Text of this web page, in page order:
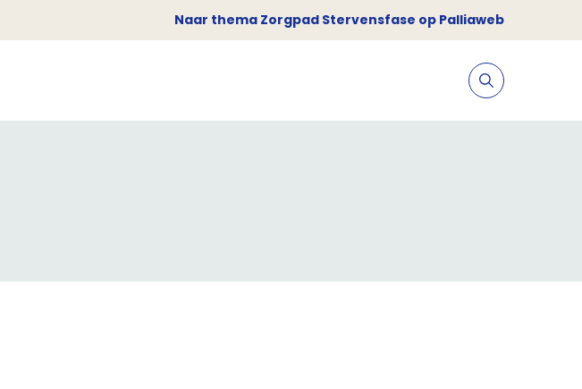
Naar thema Zorgpad Stervensfase op Palliaweb